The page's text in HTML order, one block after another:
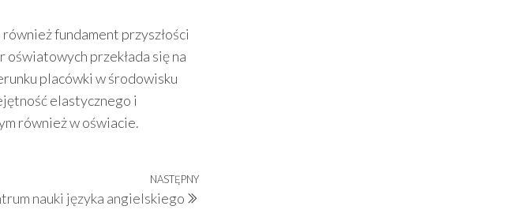
fundament przyszłości
przekłada się na
placówki w środowisku
elastycznego i
również w oświacie.
Następny
NASTĘPNY
nauki języka angielskiego